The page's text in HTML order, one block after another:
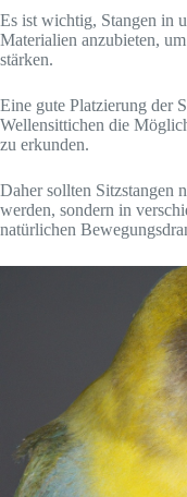
Es ist wichtig, Stangen in
Materialien anzubieten,
stärken.
Eine gute Platzierung der
Wellensittichen die
zu erkunden.
Daher sollten Sitzstangen
werden, sondern in
natürlichen